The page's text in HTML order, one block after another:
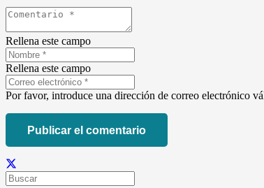
Rellena este campo
Rellena este campo
Por favor, introduce una dirección de correo electrónico
Publicar el comentario